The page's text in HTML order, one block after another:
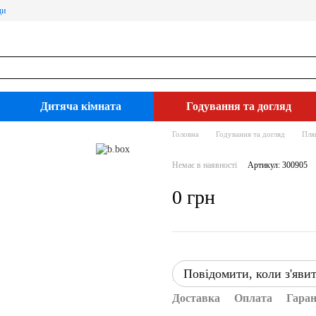
Дитяча кімната Годування та догляд
Головна Годування та догляд
Немає в наявності Артикул: 300905
0 грн
Повідомити, коли
Доставка Оплата